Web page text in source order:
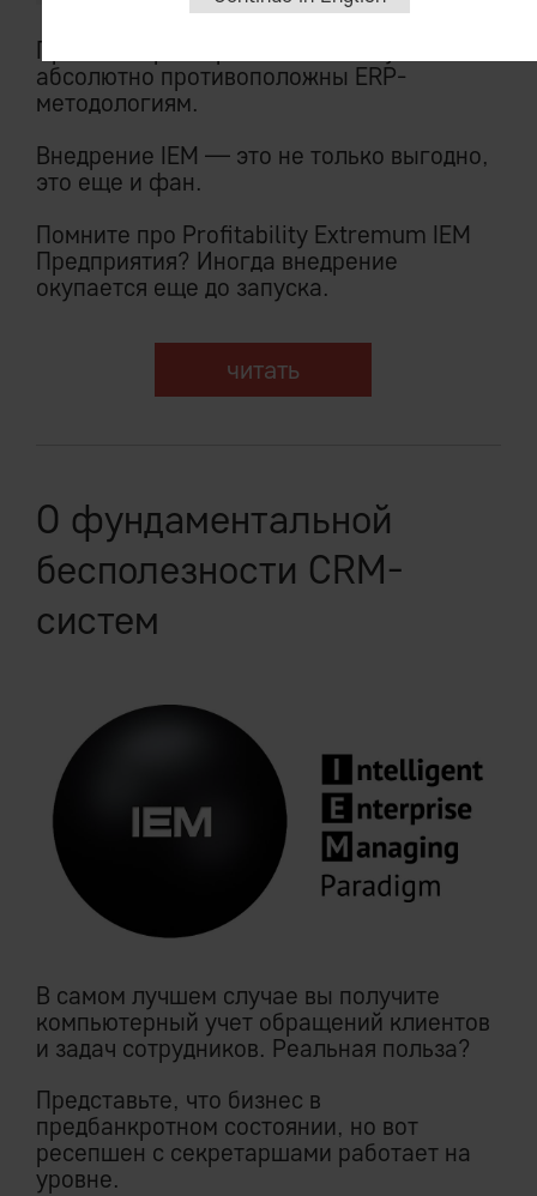
Принципы развертывания IEM System
абсолютно противоположны ERP-
методологиям.
Внедрение IEM — это не только выгодно,
это еще и фан.
Помните про Profitability Extremum IEM
Предприятия? Иногда внедрение
окупается еще до запуска.
читать
О фундаментальной
бесполезности CRM-
систем
В самом лучшем случае вы получите
компьютерный учет обращений клиентов
и задач сотрудников. Реальная польза?
Представьте, что бизнес в
предбанкротном состоянии, но вот
ресепшен с секретаршами работает на
уровне.